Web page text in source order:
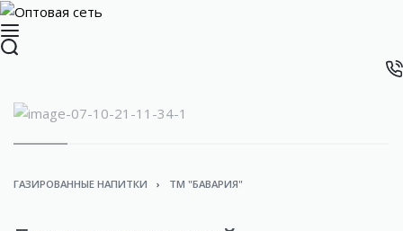
ГАЗИРОВАННЫЕ НАПИТКИ › ТМ "БАВАРИЯ"